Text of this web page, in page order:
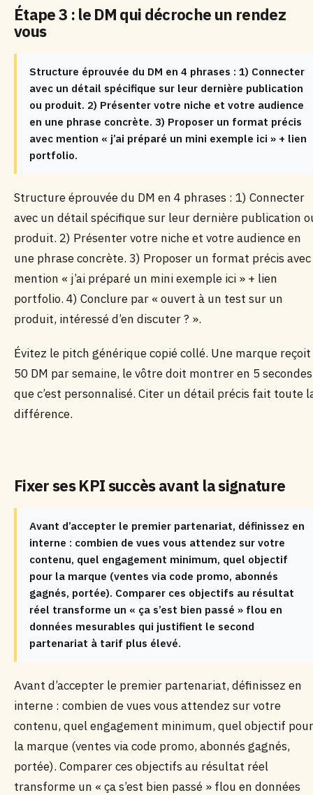
Étape 3 : le DM qui décroche un rendez
vous
Structure éprouvée du DM en 4 phrases : 1) Connecter
avec un détail spécifique sur leur dernière publication
ou produit. 2) Présenter votre niche et votre audience
en une phrase concrète. 3) Proposer un format précis
avec mention « j’ai préparé un mini exemple ici » + lien
portfolio.
Structure éprouvée du DM en 4 phrases : 1) Connecter
avec un détail spécifique sur leur dernière publication
produit. 2) Présenter votre niche et votre audience en
une phrase concrète. 3) Proposer un format précis avec
mention « j’ai préparé un mini exemple ici » + lien
portfolio. 4) Conclure par « ouvert à un test sur un
produit, intéressé d’en discuter ? ».
Évitez le pitch générique copié collé. Une marque reçoit
50 DM par semaine, le vôtre doit montrer en 5 secondes
que c’est personnalisé. Citer un détail précis fait toute
différence.
Fixer ses KPI succès avant la signature
Avant d’accepter le premier partenariat, définissez en
interne : combien de vues vous attendez sur votre
contenu, quel engagement minimum, quel objectif
pour la marque (ventes via code promo, abonnés
gagnés, portée). Comparer ces objectifs au résultat
réel transforme un « ça s’est bien passé » flou en
données mesurables qui justifient le second
partenariat à tarif plus élevé.
Avant d’accepter le premier partenariat, définissez en
interne : combien de vues vous attendez sur votre
contenu, quel engagement minimum, quel objectif pour
la marque (ventes via code promo, abonnés gagnés,
portée). Comparer ces objectifs au résultat réel
transforme un « ça s’est bien passé » flou en données